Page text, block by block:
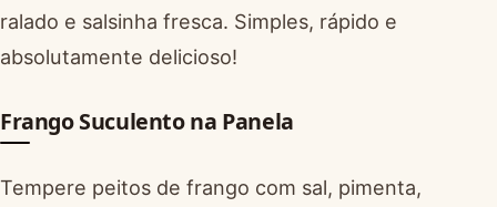
ralado e salsinha fresca. Simples, rápido e
absolutamente delicioso!
Frango Suculento na Panela
Tempere peitos de frango com sal, pimenta,